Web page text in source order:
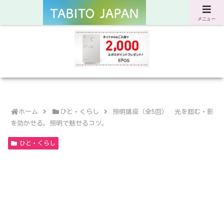
サスティナブルな旅と暮らしのWebマガジン
ホーム ひと・くらし
照明講座（全5回） 光を掴む・影
を効かせる。照明で魅せるコツ。
ひと・くらし
メニュー